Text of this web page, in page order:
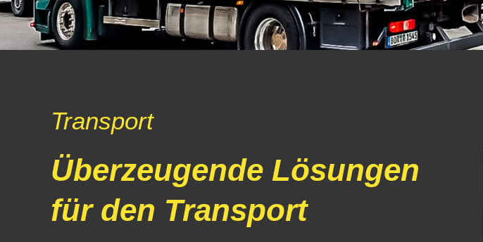
Transport
Überzeugende Lösungen
für den Transport